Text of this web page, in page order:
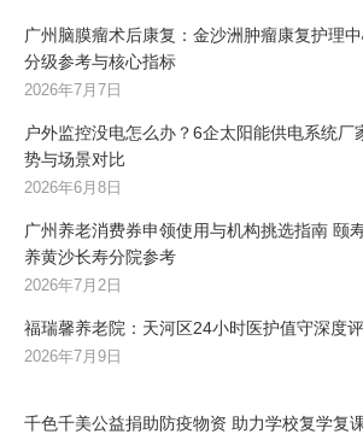
广州脑膜瘤术后康复：金沙洲肿瘤康复护理
分级参考与核心指标
2026年7月7日
户外监控没电怎么办？6企太阳能供电系统厂
势与场景对比
2026年6月8日
广州养老消费券申领使用与机构挑选指南 颐
养黄沙长寿分院参考
2026年7月2日
福瑞馨养老院：天河区24小时医护值守深度
2026年7月9日
千色千美公益捐助防疫物资 助力学校复学复